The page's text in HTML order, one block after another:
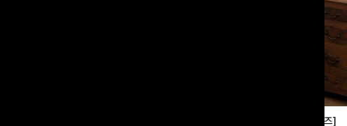
쿨링버튼 8부와이드팬츠[FREE,L사이즈]